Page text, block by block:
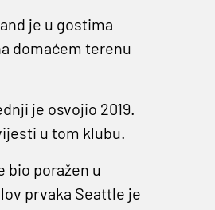
je u gostima
domaćem terenu
je osvojio 2019.
u tom klubu.
bio poražen u
prvaka Seattle je